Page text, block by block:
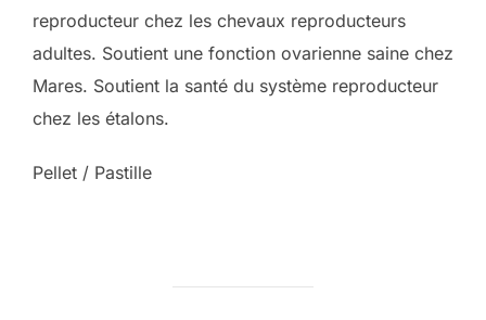
reproducteur chez les chevaux reproducteurs
adultes. Soutient une fonction ovarienne saine chez
Mares. Soutient la santé du système reproducteur
chez les étalons.
Pellet / Pastille